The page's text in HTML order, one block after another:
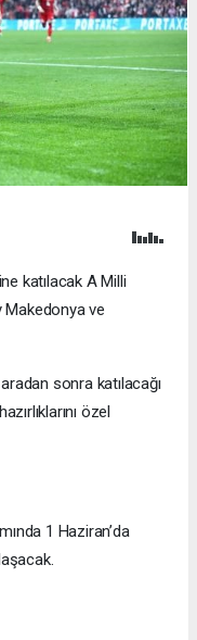
katılacak A Milli
Makedonya ve
sonra katılacağı
özel
1 Haziran’da